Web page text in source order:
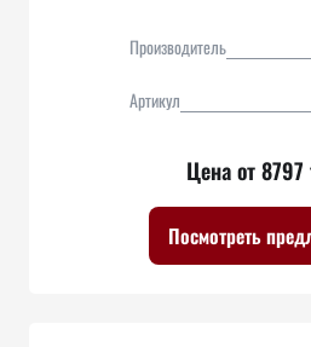
Производитель
Артикул
Цена от 8797
Посмотреть